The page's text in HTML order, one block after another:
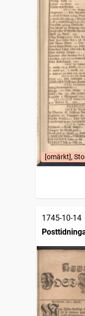
[omärkt],
1745-10-14